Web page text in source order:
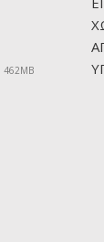
462ΜΒ